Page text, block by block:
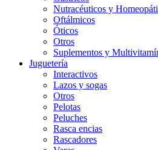
Nutracéuticos y
Oftálmicos
Óticos
Otros
Suplementos y
Juguetería
Interactivos
Lazos y sogas
Otros
Pelotas
Peluches
Rasca encias
Rascadores